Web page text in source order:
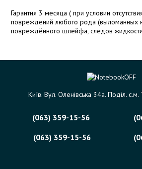
Гарантия 3 месяца ( при условии
повреждений любого рода (выломанных
повреждённого шлейфа, следов
Київ. Вул. Оленівська 34а. Поділ.
(063) 359-15-56
(063) 359-15-56